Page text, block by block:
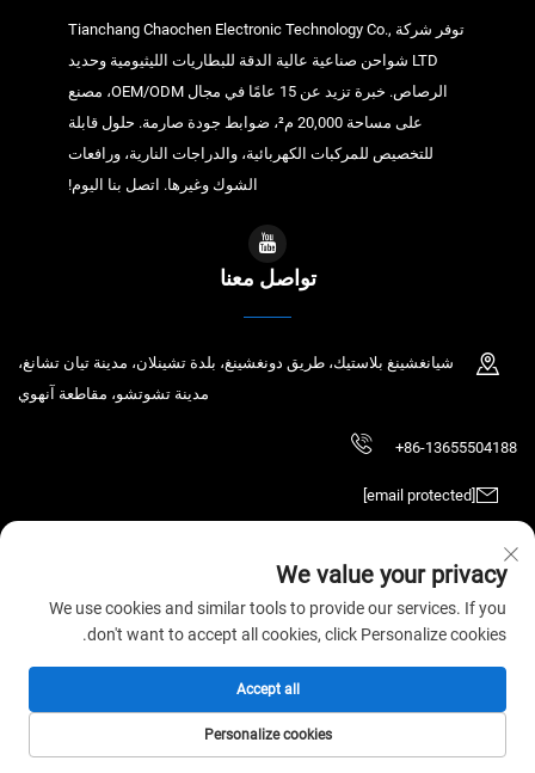
توفر شركة Tianchang Chaochen Electronic Technology Co.,
LTD شواحن صناعية عالية الدقة للبطاريات الليثيومية وحديد
الرصاص. خبرة تزيد عن 15 عامًا في مجال OEM/ODM، مصنع
على مساحة 20,000 م²، ضوابط جودة صارمة. حلول قابلة
للتخصيص للمركبات الكهربائية، والدراجات النارية، ورافعات
الشوك وغيرها. اتصل بنا اليوم!
تواصل معنا
شيانغشينغ بلاستيك، طريق دونغشينغ، بلدة تشينلان، مدينة تيان تشانغ،
مدينة تشوتشو، مقاطعة آنهوي
+86-13655504188
حقوق الطبع والنشر © 2025 تيان تشانغ تشاوتشين للتكنولوجيا الإلكترونية المحدودة.
جميع الحقوق محفوظة.سياسة الخصوصية
We value your privacy
We use cookies and similar tools to provide our services. If you
don't want to accept all cookies, click Personalize cookies.
Personalize cookies
Accept all